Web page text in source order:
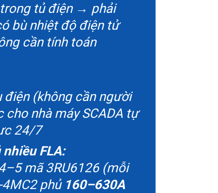
trong tủ điện → phải
bù nhiệt độ điện tử
cần tính toán
điện (không cần người
nhà máy SCADA tự
24/7
FLA:
mã 3RU6126 (mỗi
phủ 160–630A